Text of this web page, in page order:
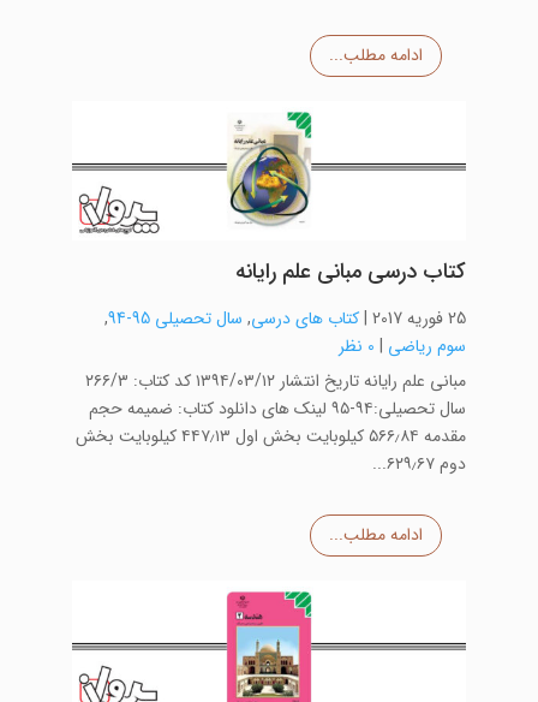
ادامه مطلب...
کتاب درسی مبانی علم رایانه
25 فوریه 2017 |کتاب های درسی, سال تحصیلی 95-94
,
سوم ریاضی | 0 نظر
مبانی علم رایانه تاریخ انتشار ۱۳۹۴/۰۳/۱۲ کد کتاب: ۲۶۶/۳
سال تحصیلی:۹۴-۹۵ لینک های دانلود کتاب: ضمیمه حجم
مقدمه ۵۶۶٫۸۴ کیلوبایت بخش اول ۴۴۷٫۱۳ کیلوبایت بخش
دوم ۶۲۹٫۶۷...
ادامه مطلب...